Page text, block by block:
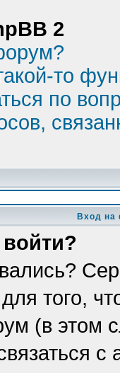
2
то
по
Вход на
того,
(в этом